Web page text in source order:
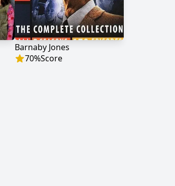
Barnaby Jones
70%Score